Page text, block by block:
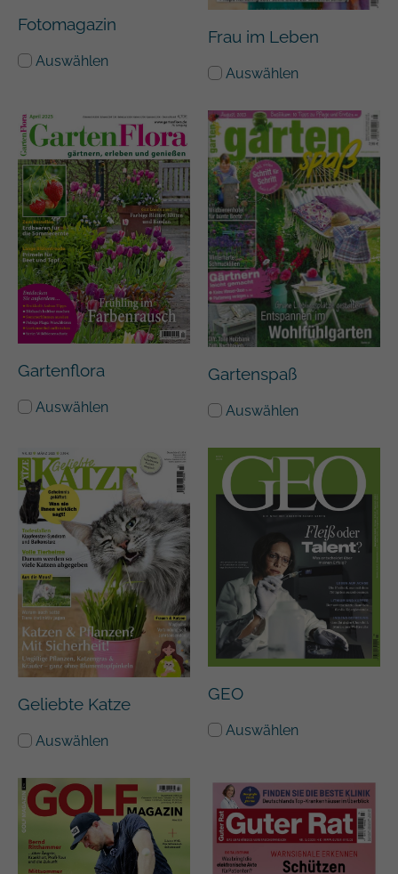
Fotomagazin
Auswählen
Frau im Leben
Auswählen
Gartenflora
Auswählen
Gartenspaß
Auswählen
Geliebte Katze
Auswählen
GEO
Auswählen